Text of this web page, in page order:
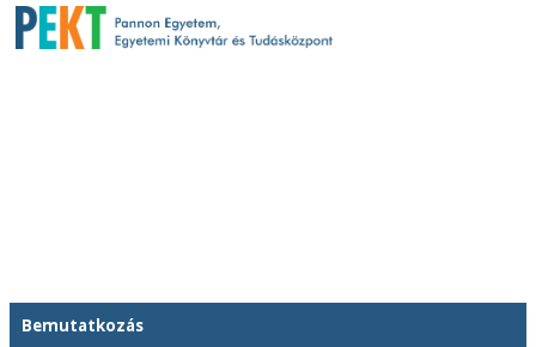
Bemutatkozás